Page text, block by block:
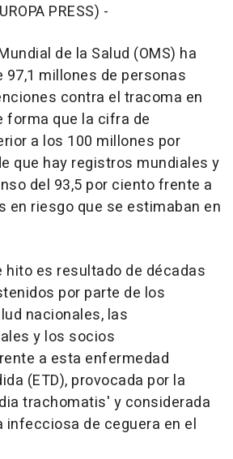
PRESS) -
de la Salud (OMS) ha
97,1 millones de personas
contra el tracoma en
forma que la cifra de
a los 100 millones por
que hay registros mundiales y
del 93,5 por ciento frente a
en riesgo que se estimaban en
hito es resultado de décadas
por parte de los
nacionales, las
y los socios
a esta enfermedad
(ETD), provocada por la
trachomatis' y considerada
infecciosa de ceguera en el